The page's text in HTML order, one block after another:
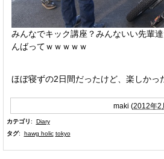
みんなでキック講座？みんないい先輩
んばってｗｗｗｗｗ
ほぼ寝ずの2日間だったけど、楽しかっ
maki (2012年2
カテゴリ:
Diary
タグ: hawg holic tokyo